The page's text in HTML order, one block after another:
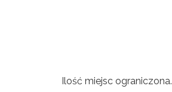
Ilość miejsc ograniczona.